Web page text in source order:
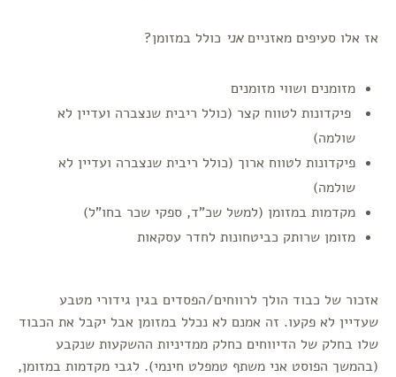
אז אלו סעיפים מאזנייםאני כולל במזומן?
מזומנים ושווי מזומנים
פיקדונות לטווח קצר (כולל ריבית שנצברה ועדיין לא
שולמה)
פיקדונות לטווח ארוך (כולל ריבית שנצברה ועדיין לא
שולמה)
מקדמות במזומן (למשל שכ"ד, ספקי שכר בחו"ל)
מזומן שרותק כביטחונות לחדר עסקאות
אזכור של כבוד הולך לרווחים/הפסדים בגין גידורי מטבע
שעדיין לא פקעו. זה אמנם לא נכלל במזומן אבל יקבל את הכבוד
שלו בחלק של הדיווחים כחלק ממדיניות ההשקעות שנקבע
(בהמשך הפוסט אני משתף טמפלט חינמי). לגבי מקדמות במזומן,